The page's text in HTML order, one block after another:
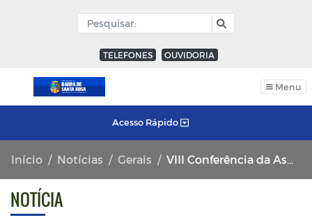
TELEFONES OUVIDORIA
Menu
Acesso Rápido
Início Notícias Gerais VIII Conferência da Assistência Social
NOTÍCIA